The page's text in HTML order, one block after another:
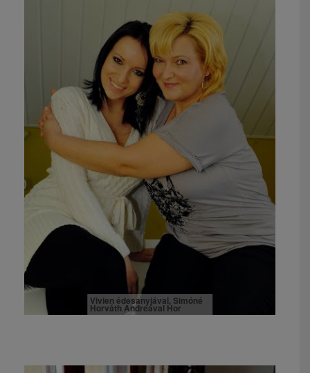
Vivien édesanyjával, Simóné
Horváth Andreával Hor